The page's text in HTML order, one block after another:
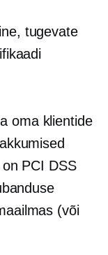
tugevate
oma klientide
PCI DSS
(või